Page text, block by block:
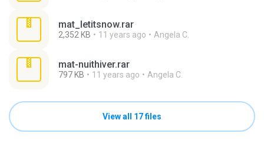
mat_letitsnow.rar
2,352 KB 11 years ago Angela C.
mat-nuithiver.rar
797 KB 11 years ago Angela C.
View all 17 files